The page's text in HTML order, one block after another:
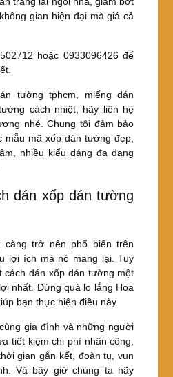
gian hiện đại mà giá cả
hoặc 0933096426 để
tường tphcm, miếng dán
cách nhiệt, hãy liên hệ
nhé. Chung tôi đảm bảo
mẫu mã xốp dán tường đẹp,
nhiều kiểu dáng đa dạng
dán xốp dán tường
càng trở nên phổ biến trên
lợi ích mà nó mang lại. Tuy
cách dán xốp dán tường một
nhất. Đừng quá lo lắng Hoa
bạn thực hiện điều này.
gia đình và những người
tiết kiệm chi phí nhân công,
gian gắn kết, đoàn tụ, vun
Và bây giờ chúng ta hãy